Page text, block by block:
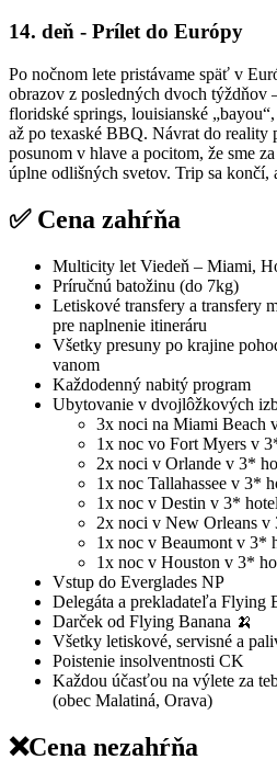
14. deň - Prílet do Európy
Po nočnom lete pristávame späť v
obrazov z posledných dvoch týždňov
floridské springs, louisian­ské
až po texaské BBQ. Návrat do reality
posunom v hlave a pocitom, že sme
úplne odlišných svetov. Trip sa končí,
✅ Cena zahŕňa
Multicity let Viedeň – Miami,
Príručnú batožinu (do 7kg)
Letiskové transfery a transfery
pre naplnenie itineráru
Všetky presuny po krajine
vanom
Každodenný nabitý program
Ubytovanie v dvojlôžkových
3x noci na Miami Beach
1x noc vo Fort Myers v
2x noci v Orlande v 3*
1x noc Tallahassee v 3*
1x noc v Destin v 3*
2x noci v New Orleans v
1x noc v Beaumont v 3*
1x noc v Houston v 3*
Vstup do Everglades NP
Delegáta a prekladateľa Flying
Darček od Flying Banana 🍌
Všetky letiskové, servisné a
Poistenie insolventnosti CK
Každou účasťou na výlete za
(obec Malatiná, Orava)
❌Cena nezahŕňa